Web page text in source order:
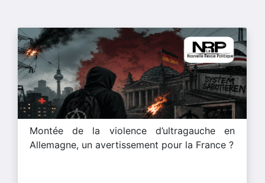
Montée de la violence d’ultragauche en
Allemagne, un avertissement pour la France ?